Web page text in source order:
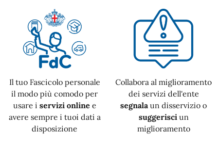
Il tuo Fascicolo personale
il modo più comodo per
usare i servizi online e
avere sempre i tuoi dati a
disposizione
Collabora al miglioramento
dei servizi dell'ente
segnala un disservizio o
suggerisciun
miglioramento